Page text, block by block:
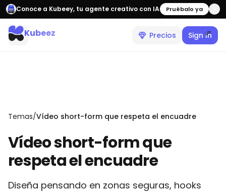
Conoce a Kubeey, tu agente creativo con IA Pruébalo ya
Precios Sign In
Kubeez
Temas/Vídeo short-form que respeta el encuadre
Vídeo short-form que
respeta el encuadre
Diseña pensando en zonas seguras, hooks